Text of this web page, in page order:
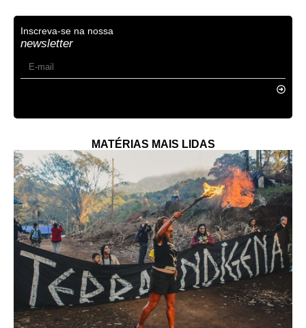
Inscreva-se na nossa
newsletter
MATÉRIAS MAIS LIDAS